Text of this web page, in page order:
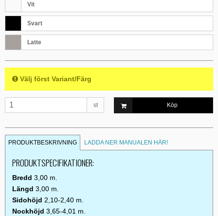
Vit
Svart
Latte
Välj först Variant/Färg
st Köp
PRODUKTBESKRIVNING LADDA NER MANUALEN HÄR!
PRODUKTSPECIFIKATIONER:
Bredd 3,00 m.
Längd 3,00 m.
Sidohöjd 2,10-2,40 m.
Nockhöjd 3,65-4,01 m.